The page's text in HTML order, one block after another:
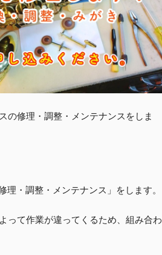
の修理・調整・メンテナンスをしま
理・調整・メンテナンス」をします。
って作業が違ってくるため、組み合わ